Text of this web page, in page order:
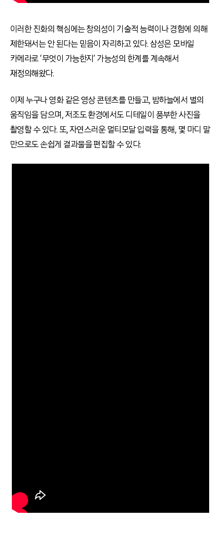
이러한 진화의 핵심에는 창의성이 기술적 능력이나 경험에 의해
제한돼서는 안 된다는 믿음이 자리하고 있다. 삼성은 모바일
카메라로 ‘무엇이 가능한지’ 가능성의 한계를 계속해서
재정의해왔다.
이제 누구나 영화 같은 영상 콘텐츠를 만들고, 밤하늘에서 별의
움직임을 담으며, 저조도 환경에서도 디테일이 풍부한 사진을
촬영할 수 있다. 또, 자연스러운 멀티모달 입력을 통해, 몇 마디 말
만으로도 손쉽게 결과물을 편집할 수 있다.